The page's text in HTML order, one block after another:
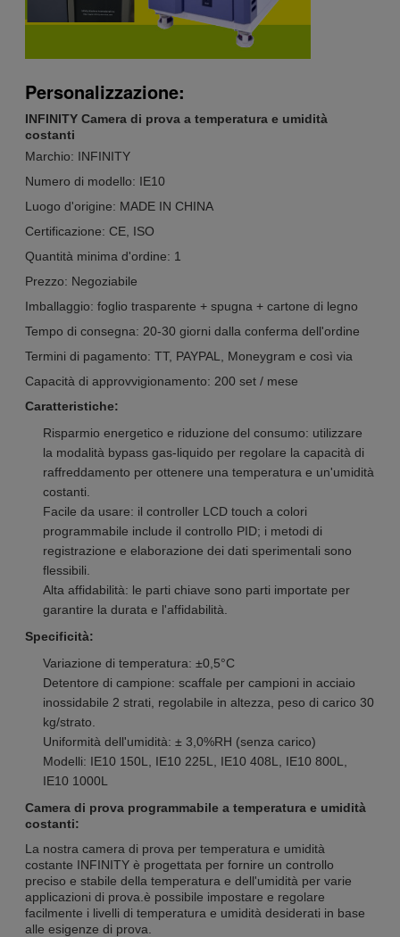
Personalizzazione:
INFINITY Camera di prova a temperatura e umidità
costanti
Marchio: INFINITY
Numero di modello: IE10
Luogo d'origine: MADE IN CHINA
Certificazione: CE, ISO
Quantità minima d'ordine: 1
Prezzo: Negoziabile
Imballaggio: foglio trasparente + spugna + cartone di legno
Tempo di consegna: 20-30 giorni dalla conferma dell'ordine
Termini di pagamento: TT, PAYPAL, Moneygram e così via
Capacità di approvvigionamento: 200 set / mese
Caratteristiche:
Risparmio energetico e riduzione del consumo: utilizzare
la modalità bypass gas-liquido per regolare la capacità di
raffreddamento per ottenere una temperatura e un'umidità
costanti.
Facile da usare: il controller LCD touch a colori
programmabile include il controllo PID; i metodi di
registrazione e elaborazione dei dati sperimentali sono
flessibili.
Alta affidabilità: le parti chiave sono parti importate per
garantire la durata e l'affidabilità.
Specificità:
Variazione di temperatura: ±0,5°C
Detentore di campione: scaffale per campioni in acciaio
inossidabile 2 strati, regolabile in altezza, peso di carico 30
kg/strato.
Uniformità dell'umidità: ± 3,0%RH (senza carico)
Modelli: IE10 150L, IE10 225L, IE10 408L, IE10 800L,
IE10 1000L
Camera di prova programmabile a temperatura e umidità
costanti:
La nostra camera di prova per temperatura e umidità
costante INFINITY è progettata per fornire un controllo
preciso e stabile della temperatura e dell'umidità per varie
applicazioni di prova.è possibile impostare e regolare
facilmente i livelli di temperatura e umidità desiderati in base
alle esigenze di prova.